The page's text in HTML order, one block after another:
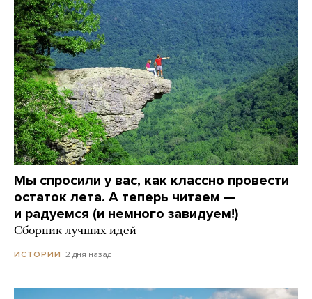
Мы спросили у вас, как классно провести
остаток лета. А теперь читаем —
и радуемся (и немного завидуем!)
Сборник лучших идей
ИСТОРИИ 2 дня назад